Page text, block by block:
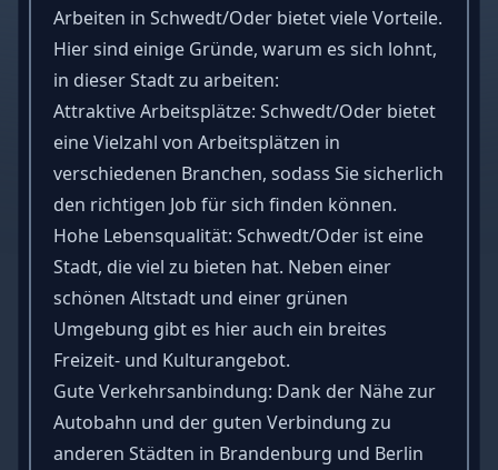
Arbeiten in Schwedt/Oder bietet viele Vorteile.
Hier sind einige Gründe, warum es sich lohnt,
in dieser Stadt zu arbeiten:
Attraktive Arbeitsplätze: Schwedt/Oder bietet
eine Vielzahl von Arbeitsplätzen in
verschiedenen Branchen, sodass Sie sicherlich
den richtigen Job für sich finden können.
Hohe Lebensqualität: Schwedt/Oder ist eine
Stadt, die viel zu bieten hat. Neben einer
schönen Altstadt und einer grünen
Umgebung gibt es hier auch ein breites
Freizeit- und Kulturangebot.
Gute Verkehrsanbindung: Dank der Nähe zur
Autobahn und der guten Verbindung zu
anderen Städten in Brandenburg und Berlin